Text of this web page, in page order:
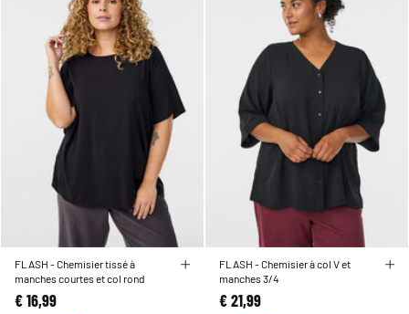
FLASH - Chemisier tissé à
manches courtes et col rond
€ 16,99
FLASH - Chemisier à col V et
manches 3/4
€ 21,99